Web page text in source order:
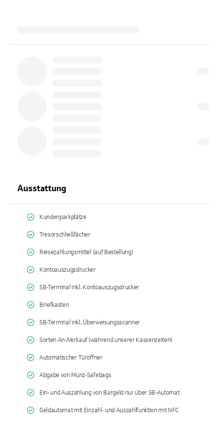
Ausstattung
Kundenparkplätze
Tresorschließfächer
Reisezahlungsmittel (auf Bestellung)
Kontoauszugsdrucker
SB-Terminal inkl. Kontoauszugsdrucker
Briefkasten
SB-Terminal inkl. Überweisungsscanner
Sorten An-/Verkauf (während unserer Kassenzeiten)
Automatischer Türöffner
Abgabe von Münz-Safebags
Ein- und Auszahlung von Bargeld nur über SB-Automat
Geldautomat mit Einzahl- und Auszahlfunktion mit NFC